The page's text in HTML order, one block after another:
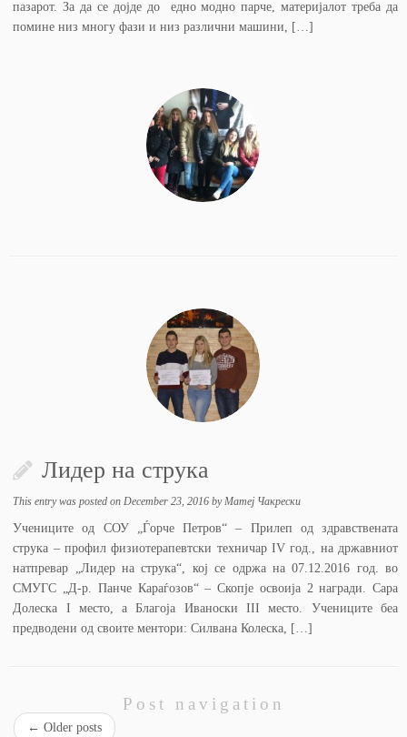
пазарот. За да се дојде до едно модно парче, материјалот треба да
помине низ многу фази и низ различни машини, […]
Лидер на струка
This entry was posted onDecember 23, 2016 byМатеј Чакрески
Учениците од СОУ „Ѓорче Петров“ – Прилеп од здравствената
струка – профил физиотерапевтски техничар IV год., на државниот
натпревар „Лидер на струка“, кој се одржа на 07.12.2016 год. во
СМУГС „Д-р. Панче Караѓозов“ – Скопје освоија 2 награди. Сара
Долеска I место, а Благоја Иваноски III место. Учениците беа
предводени од своите ментори: Силвана Колеска, […]
Post navigation
← Older posts